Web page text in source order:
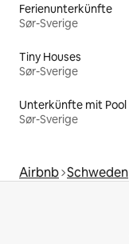
Ferienunterkünfte
Sør-Sverige
Tiny Houses
Sør-Sverige
Unterkünfte mit Pool
Sør-Sverige
Airbnb Schweden